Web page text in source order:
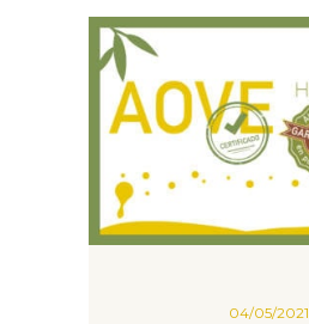
04/05/2021